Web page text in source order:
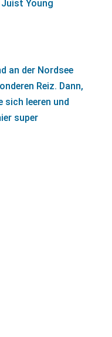
an der Nordsee
Reiz. Dann,
sich leeren und
super